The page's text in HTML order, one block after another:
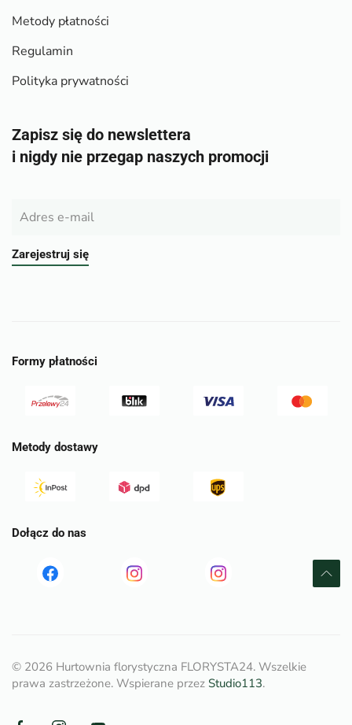
Metody płatności
Regulamin
Polityka prywatności
Zapisz się do newslettera
i nigdy nie przegap naszych promocji
Zarejestruj się
Formy płatności
Metody dostawy
Dołącz do nas
© 2026 Hurtownia florystyczna FLORYSTA24. Wszelkie
prawa zastrzeżone. Wspierane przez Studio113.